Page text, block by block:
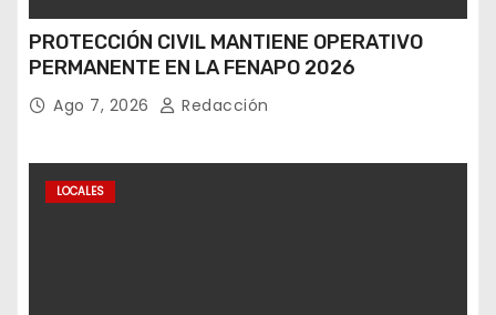
PROTECCIÓN CIVIL MANTIENE OPERATIVO
PERMANENTE EN LA FENAPO 2026
Ago 7, 2026 Redacción
LOCALES